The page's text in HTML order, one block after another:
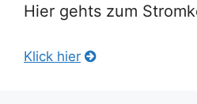
Hier gehts zum
Klick hier